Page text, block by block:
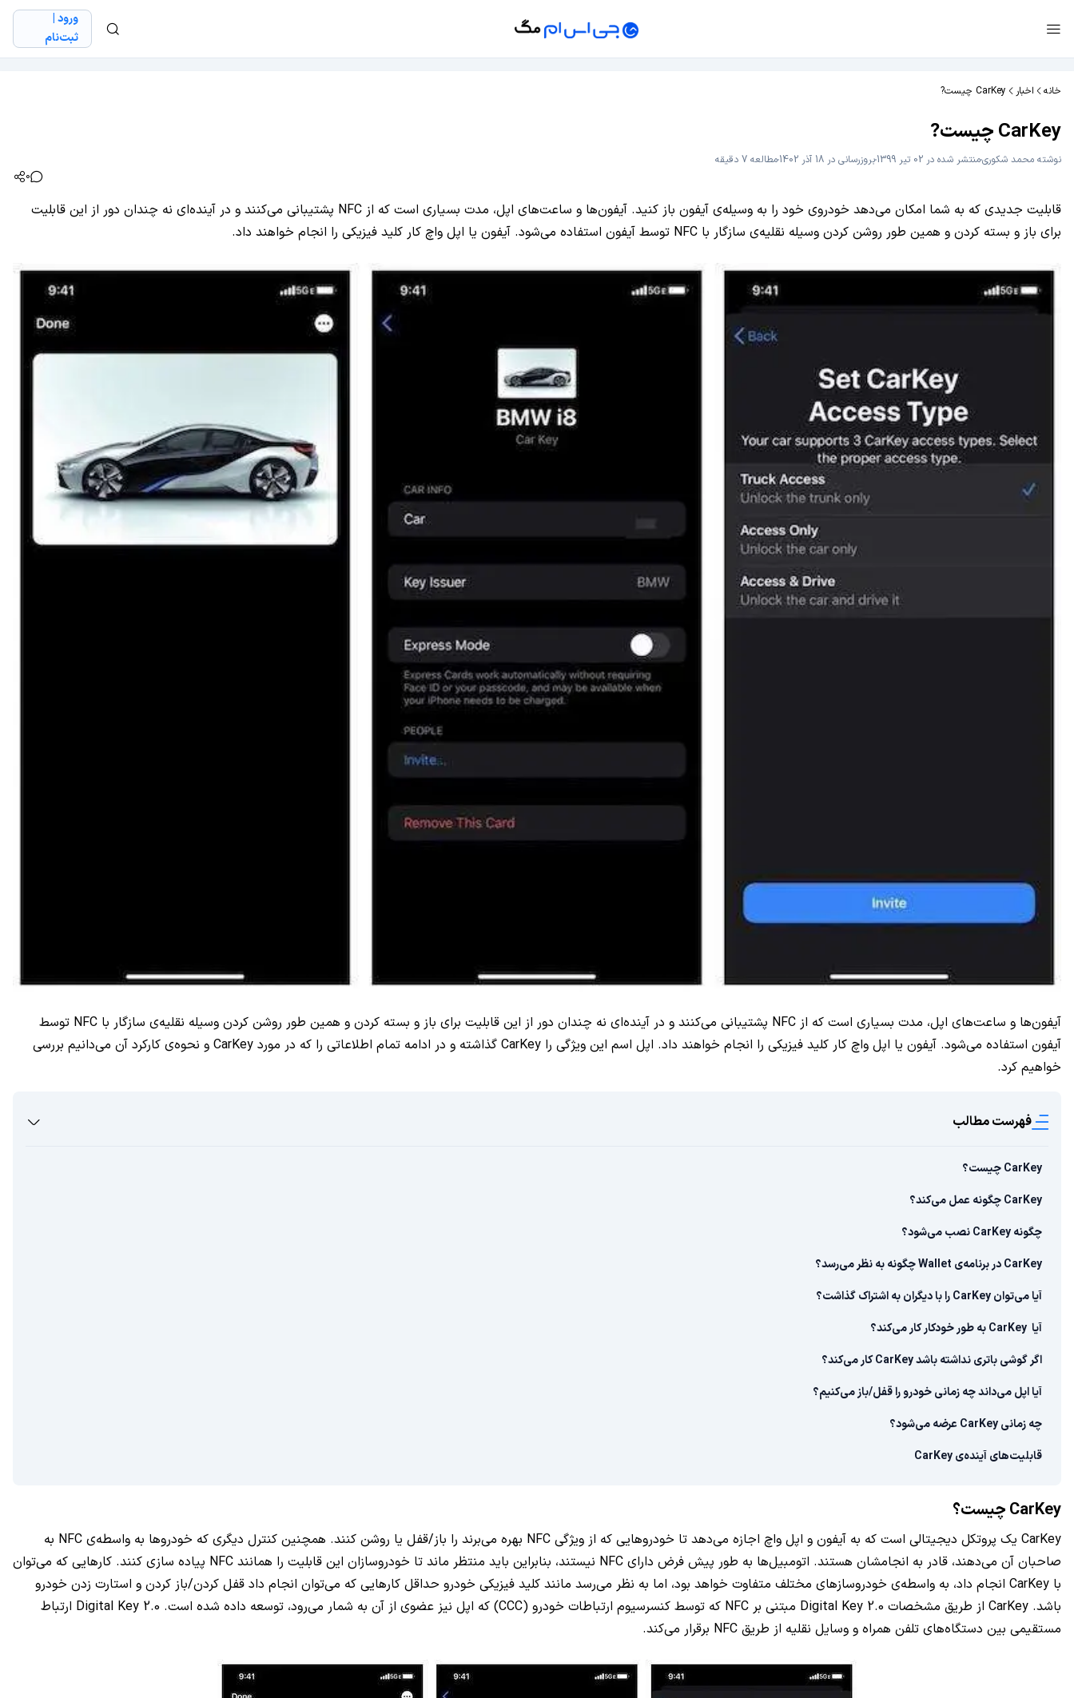
ورود |
ثبت‌نام
خانه اخبار CarKey چیست?
CarKey چیست?
نوشته محمد شکوریمنتشر شده در 02 تیر 1399 بروزرسانی در 18 آذر 1402
مطالعه 7 دقیقه
0
قابلیت جدیدی که به شما امکان می‌دهد خودروی خود را به وسیله‌ی آیفون باز کنید. آیفون‌ها و ساعت‌های اپل، مدت بسیاری است که از NFC پشتیبانی می‌کنند و در آینده‌ای نه چندان دور از این قابلیت
برای باز و بسته کردن و همین طور روشن کردن وسیله نقلیه‌ی سازگار با NFC توسط آیفون استفاده می‌شود. آیفون یا اپل واچ کار کلید فیزیکی را انجام خواهند داد.
آیفون‌ها و ساعت‌های اپل، مدت بسیاری است که از NFC پشتیبانی می‌کنند و در آینده‌ای نه چندان دور از این قابلیت برای باز و بسته کردن و همین طور روشن کردن وسیله نقلیه‌ی سازگار با NFC توسط
آیفون استفاده می‌شود. آیفون یا اپل واچ کار کلید فیزیکی را انجام خواهند داد. اپل اسم این ویژگی را CarKey گذاشته و در ادامه تمام اطلاعاتی را که در مورد CarKey و نحوه‌ی کارکرد آن می‌دانیم بررسی
خواهیم کرد.
فهرست مطالب
CarKey چیست؟
CarKey چگونه عمل می‌کند؟
چگونه CarKey نصب می‌شود؟
CarKey در برنامه‌ی Wallet چگونه به نظر می‌رسد؟
آیا می‌توان CarKey را با دیگران به اشتراک گذاشت؟
آیا CarKey به طور خودکار کار می‌کند؟
اگر گوشی باتری نداشته باشد CarKey کار می‌کند؟
آیا اپل می‌داند چه‌ زمانی خودرو را قفل/باز می‌کنیم؟
چه زمانی CarKey عرضه می‌شود؟
قابلیت‌های آینده‌ی CarKey
CarKey چیست؟
CarKey یک پروتکل دیجیتالی است که به آیفون و اپل واچ اجازه می‌دهد تا خودروهایی که از ویژگی NFC بهره می‌برند را باز/قفل یا روشن کنند. همچنین کنترل دیگری که خودروها به واسطه‌ی NFC به
صاحبان آن می‌دهند، قادر به انجامشان هستند. اتومبیل‌ها به طور پیش فرض دارای NFC نیستند، بنابراین باید منتظر ماند تا خودروسازان این قابلیت را همانند NFC پیاده سازی کنند. کارهایی که می‌توان
با CarKey انجام داد، به واسطه‌ی خودروسازهای مختلف متفاوت خواهد بود، اما به نظر می‌رسد مانند کلید فیزیکی خودرو حداقل کارهایی که می‌توان انجام داد قفل کردن/باز کردن و استارت زدن خودرو
باشد. CarKey از طریق مشخصات Digital Key 2.0 مبتنی بر NFC که توسط کنسرسیوم ارتباطات خودرو (CCC) که اپل نیز عضوی از آن به شمار می‌رود، توسعه داده شده است. Digital Key 2.0 ارتباط
مستقیمی بین دستگاه‌های تلفن همراه و وسایل نقلیه از طریق NFC برقرار می‌کند.